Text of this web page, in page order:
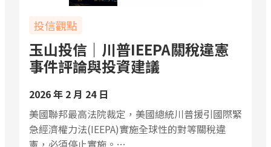
投信觀點
玉山投信｜川普IEEPA關稅違憲
事件評論與投資建議
2026 年 2 月 24 日
美國聯邦最高法院裁定，美國總統川普援引國際緊
急經濟權力法(IEEPA)實施全球性的對等關稅違
憲，必須停止實施。…